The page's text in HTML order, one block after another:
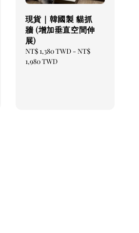
現貨｜韓國製 貓抓
牆 (增加垂直空間伸
展)
Regular
price
NT$ 1,380 TWD- NT$
1,980 TWD